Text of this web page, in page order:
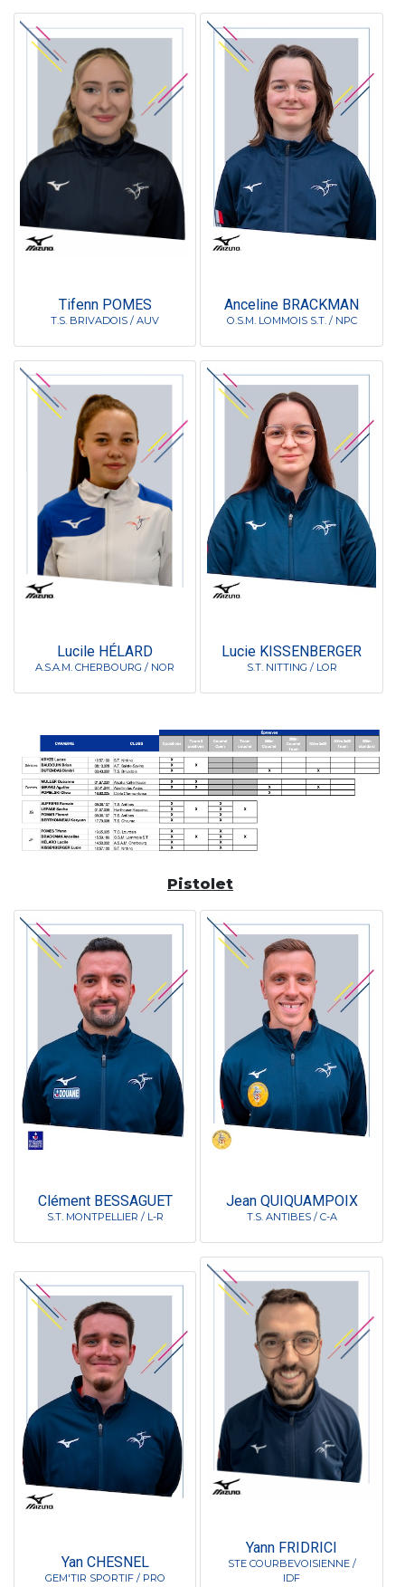
Tifenn POMES
T.S. BRIVADOIS / AUV
Anceline BRACKMAN
O.S.M. LOMMOIS S.T. / NPC
Lucile HÉLARD
A.S.A.M. CHERBOURG / NOR
Lucie KISSENBERGER
S.T. NITTING / LOR
Pistolet
Clément BESSAGUET
S.T. MONTPELLIER / L-R
Jean QUIQUAMPOIX
T.S. ANTIBES / C-A
Yan CHESNEL
GEM'TIR SPORTIF / PRO
Yann FRIDRICI
STE COURBEVOISIENNE /
IDF